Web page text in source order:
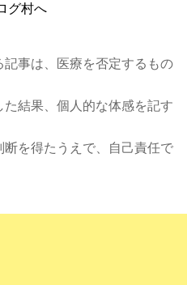
事は、医療を否定するもの
結果、個人的な体感を記す
を得たうえで、自己責任で